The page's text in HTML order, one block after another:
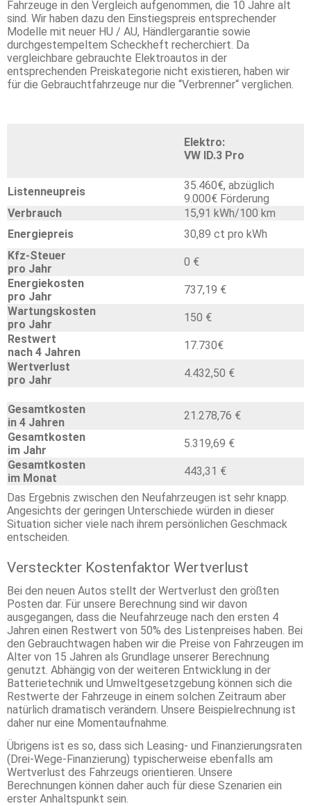
Fahrzeuge in den Vergleich aufgenommen, die 10 Jahre alt
sind. Wir haben dazu den Einstiegspreis entsprechender
Modelle mit neuer HU / AU, Händlergarantie sowie
durchgestempeltem Scheckheft recherchiert. Da
vergleichbare gebrauchte Elektroautos in der
entsprechenden Preiskategorie nicht existieren, haben wir
für die Gebrauchtfahrzeuge nur die “Verbrenner“ verglichen.
Elektro:
VW ID.3 Pro
Listenneupreis
35.460€, abzüglich
9.000€ Förderung
Verbrauch
15,91 kWh/100 km
Energiepreis
30,89 ct pro kWh
Kfz-Steuer
pro Jahr
0 €
Energiekosten
pro Jahr
737,19 €
Wartungskosten
pro Jahr
150 €
Restwert
nach 4 Jahren
17.730€
Wertverlust
pro Jahr
4.432,50 €
Gesamtkosten
in 4 Jahren
21.278,76 €
Gesamtkosten
im Jahr
5.319,69 €
Gesamtkosten
im Monat
443,31 €
Das Ergebnis zwischen den Neufahrzeugen ist sehr knapp.
Angesichts der geringen Unterschiede würden in dieser
Situation sicher viele nach ihrem persönlichen Geschmack
entscheiden.
Versteckter Kostenfaktor Wertverlust
Bei den neuen Autos stellt der Wertverlust den größten
Posten dar. Für unsere Berechnung sind wir davon
ausgegangen, dass die Neufahrzeuge nach den ersten 4
Jahren einen Restwert von 50% des Listenpreises haben. Bei
den Gebrauchtwagen haben wir die Preise von Fahrzeugen im
Alter von 15 Jahren als Grundlage unserer Berechnung
genutzt. Abhängig von der weiteren Entwicklung in der
Batterietechnik und Umweltgesetzgebung können sich die
Restwerte der Fahrzeuge in einem solchen Zeitraum aber
natürlich dramatisch verändern. Unsere Beispielrechnung ist
daher nur eine Momentaufnahme.
Übrigens ist es so, dass sich Leasing- und Finanzierungsraten
(Drei-Wege-Finanzierung) typischerweise ebenfalls am
Wertverlust des Fahrzeugs orientieren. Unsere
Berechnungen können daher auch für diese Szenarien ein
erster Anhaltspunkt sein.